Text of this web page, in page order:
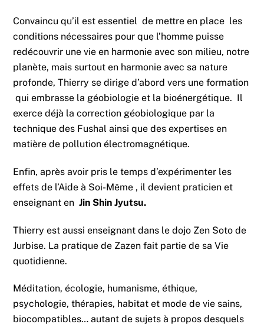
Convaincu qu’il est essentiel de mettre en place les
conditions nécessaires pour que l’homme puisse
redécouvrir une vie en harmonie avec son milieu, notre
planète, mais surtout en harmonie avec sa nature
profonde, Thierry se dirige d’abord vers une formation
qui embrasse la géobiologie et la bioénergétique. Il
exerce déjà la correction géobiologique par la
technique des Fushal ainsi que des expertises en
matière de pollution électromagnétique.
Enfin, après avoir pris le temps d’expérimenter les
effets de l’Aide à Soi-Même , il devient praticien et
enseignant enJin Shin Jyutsu.
Thierry est aussi enseignant dans le dojo Zen Soto de
Jurbise. La pratique de Zazen fait partie de sa Vie
quotidienne.
Méditation, écologie, humanisme, éthique,
psychologie, thérapies, habitat et mode de vie sains,
biocompatibles… autant de sujets à propos desquels